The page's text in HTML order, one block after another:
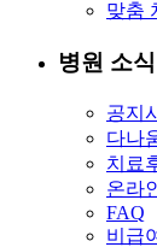
맞춤
병원 소식
공지
다나
치료
온라
FAQ
비급